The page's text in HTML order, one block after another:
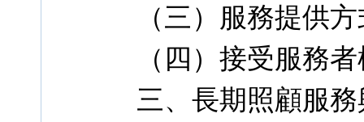
（三）服務提供
（四）接受服務
三、長期照顧服